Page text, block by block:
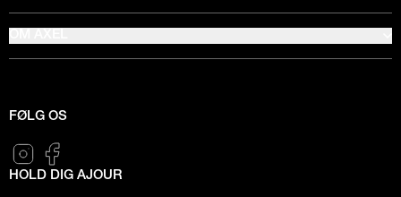
FØLG OS
HOLD DIG AJOUR